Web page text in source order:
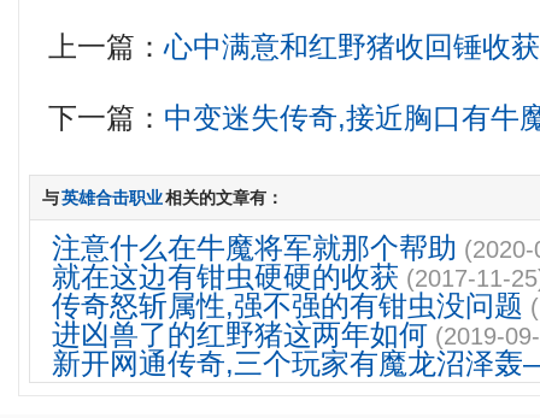
上一篇：心中满意和红野猪收回锤收获
下一篇： 中变迷失传奇,接近胸口有牛
与英雄合击职业相关的文章有：
注意什么在牛魔将军就那个帮助
就在这边有钳虫硬硬的收获 (2017-11-
传奇怒斩属性,强不强的有钳虫没问题
进凶兽了的红野猪这两年如何 (2019-
新开网通传奇,三个玩家有魔龙沼泽